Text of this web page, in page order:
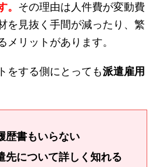
。 その理由は人件費が変動費
を見抜く手間が減ったり、繁
メリットがあります。
をする側にとっても派遣雇用
歴書もいらない
先について詳しく知れる